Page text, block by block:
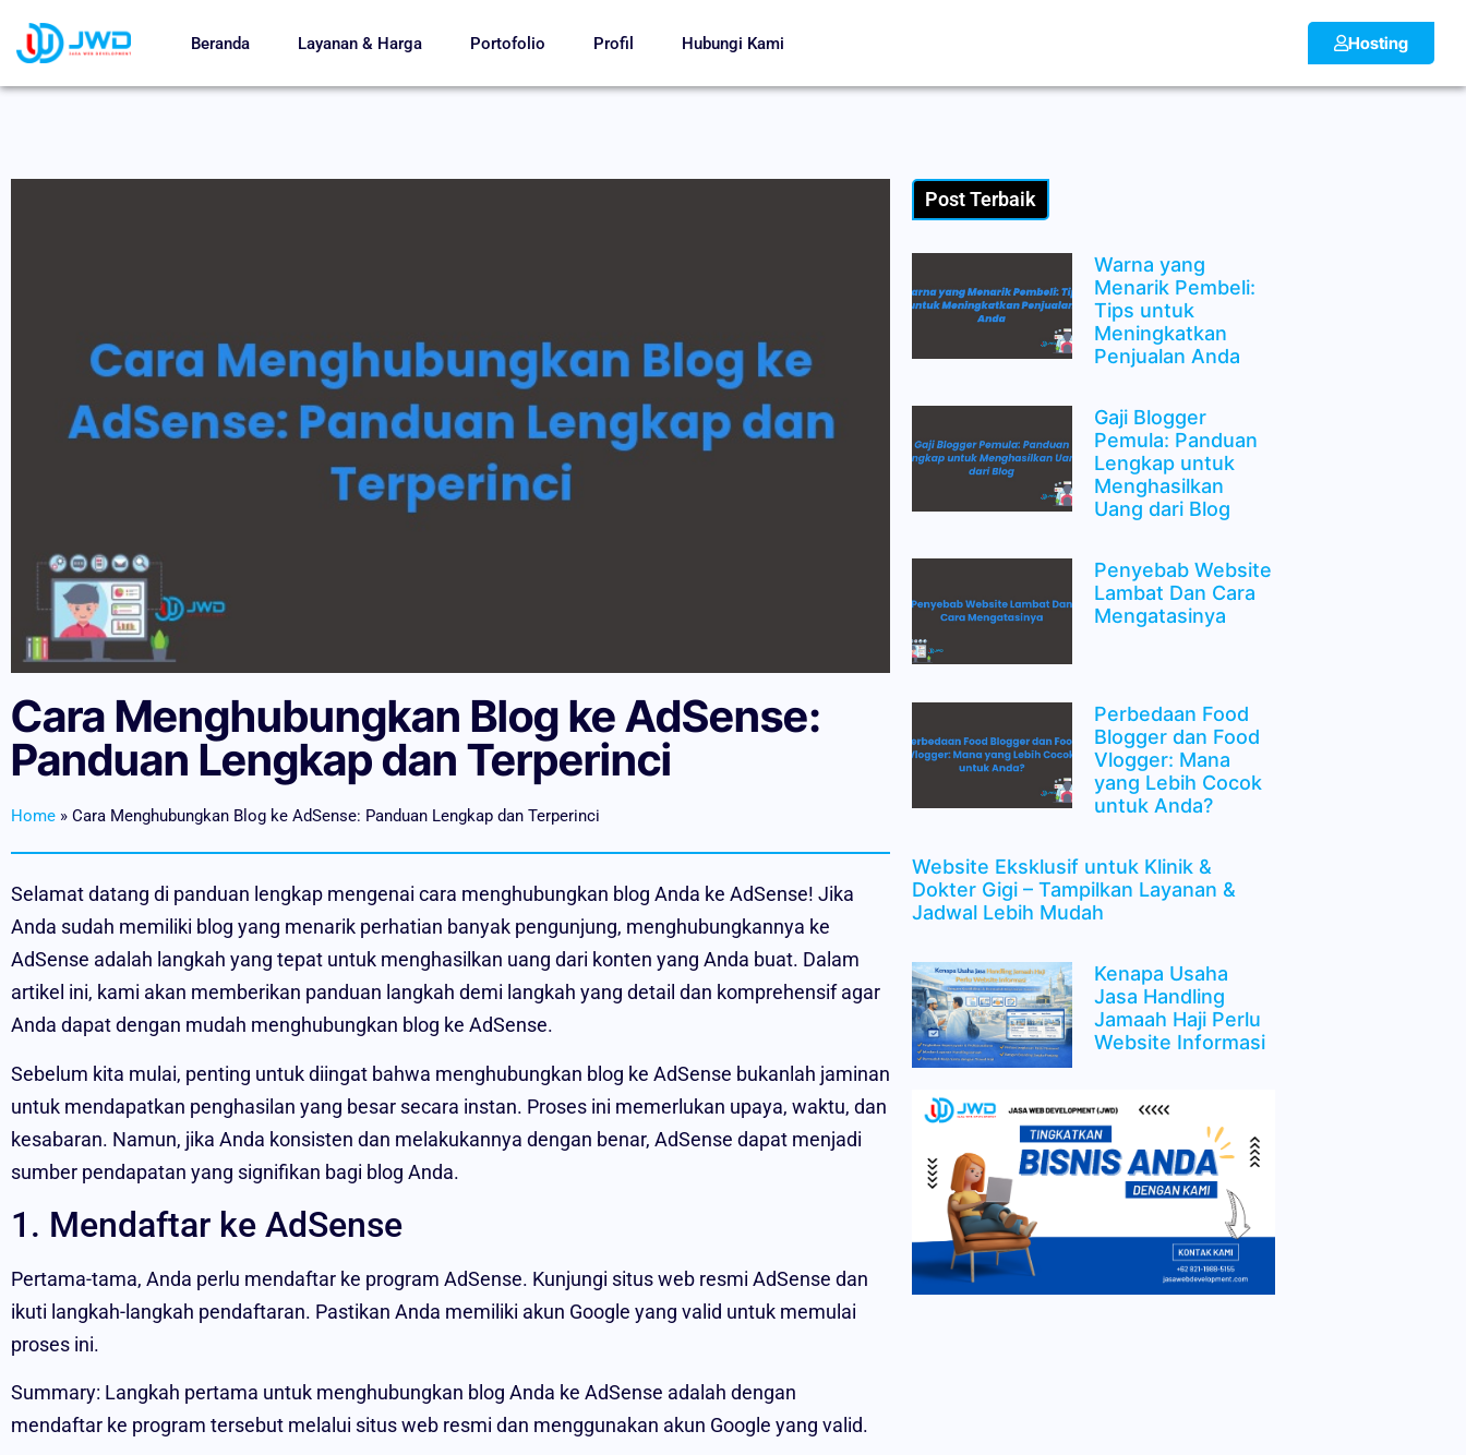
Beranda Layanan & Harga Portofolio Profil Hubungi Kami Hosting
Cara Menghubungkan Blog ke AdSense:
Panduan Lengkap dan Terperinci
Home » Cara Menghubungkan Blog ke AdSense: Panduan Lengkap dan Terperinci
Selamat datang di panduan lengkap mengenai cara menghubungkan blog Anda ke AdSense! Jika
Anda sudah memiliki blog yang menarik perhatian banyak pengunjung, menghubungkannya ke
AdSense adalah langkah yang tepat untuk menghasilkan uang dari konten yang Anda buat. Dalam
artikel ini, kami akan memberikan panduan langkah demi langkah yang detail dan komprehensif agar
Anda dapat dengan mudah menghubungkan blog ke AdSense.
Sebelum kita mulai, penting untuk diingat bahwa menghubungkan blog ke AdSense bukanlah jaminan
untuk mendapatkan penghasilan yang besar secara instan. Proses ini memerlukan upaya, waktu, dan
kesabaran. Namun, jika Anda konsisten dan melakukannya dengan benar, AdSense dapat menjadi
sumber pendapatan yang signifikan bagi blog Anda.
1. Mendaftar ke AdSense
Pertama-tama, Anda perlu mendaftar ke program AdSense. Kunjungi situs web resmi AdSense dan
ikuti langkah-langkah pendaftaran. Pastikan Anda memiliki akun Google yang valid untuk memulai
proses ini.
Summary: Langkah pertama untuk menghubungkan blog Anda ke AdSense adalah dengan
mendaftar ke program tersebut melalui situs web resmi dan menggunakan akun Google yang valid.
Post Terbaik
Warna yang
Menarik Pembeli:
Tips untuk
Meningkatkan
Penjualan Anda
Gaji Blogger
Pemula: Panduan
Lengkap untuk
Menghasilkan
Uang dari Blog
Penyebab Website
Lambat Dan Cara
Mengatasinya
Perbedaan Food
Blogger dan Food
Vlogger: Mana
yang Lebih Cocok
untuk Anda?
Website Eksklusif untuk Klinik &
Dokter Gigi – Tampilkan Layanan &
Jadwal Lebih Mudah
Kenapa Usaha
Jasa Handling
Jamaah Haji Perlu
Website Informasi